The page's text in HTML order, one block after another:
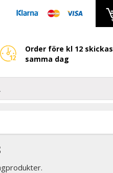
Order före kl 12 skickas
samma dag